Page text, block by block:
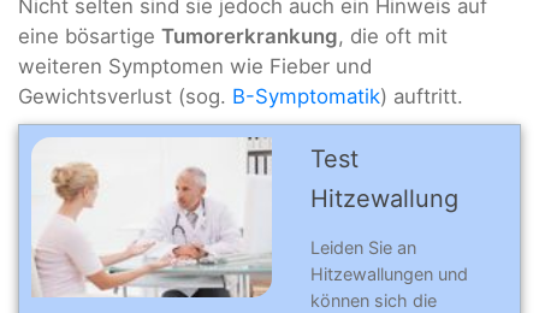
Nicht selten sind sie jedoch auch ein Hinweis auf
eine bösartige Tumorerkrankung, die oft mit
weiteren Symptomen wie Fieber und
Gewichtsverlust (sog. B-Symptomatik) auftritt.
Test
Hitzewallung
Leiden Sie an
Hitzewallungen und
können sich die